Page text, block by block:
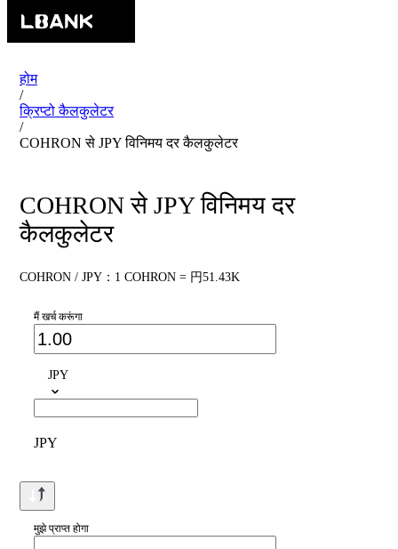
होम
/
क्रिप्टो कैलकुलेटर
/
COHRON से JPY विनिमय दर कैलकुलेटर
COHRON से JPY विनिमय दर
कैलकुलेटर
COHRON / JPY：1 COHRON = 円51.43K
मैं खर्च करूंगा
JPY
JPY
मुझे प्राप्त होगा